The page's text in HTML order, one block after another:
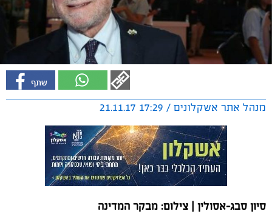
מנהל אתר אשקלונים / 17:29 21.11.17
סיון סבג-אסולין | צילום: מבקר המדינה